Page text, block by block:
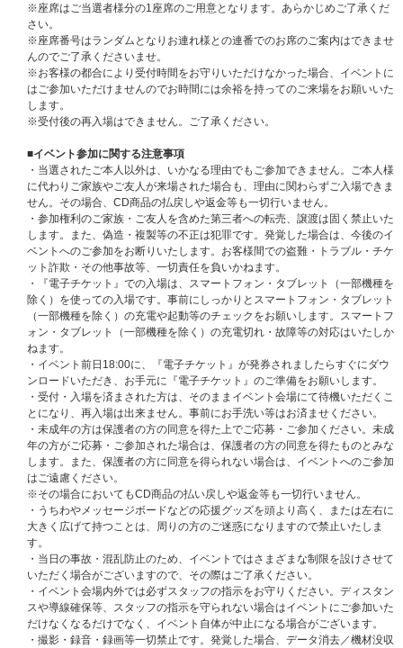
※セット商品をご購入の場合は枚数分に応じた応募口数になります。（3形
態セット購入で3口、8形態セット購入で8口）
※ご購入時に「ショーケース、お見送り会抽選対象」と記載のある商品を選
んでご購入ください。通常商品をご購入いただいても応募抽選の対象にはな
りません。
※コンビニ決済の場合、対象期間内にご入金まで完了した場合のみ応募完了
となります。
※クレジットカード、携帯キャリア決済をご利用いただいたお客様は、期間
※お支払方法は、クレジットカード、携帯キャリア決済（auかんたん決済
／au WALLET、ソフトバンクまとめて支払い・ワイモバイルまとめて支払
い、d払い）、コンビニ前払いのみとなります。
※クレジットカード、携帯キャリア決済をお支払い方法として選択された場
合、予約注文時に決済サービスの提供事業者に対し与信照会を行いますが、
予約注文時点から商品の発売日まで一定以上の期間があるとき、ご注文商品
の出荷時よりも前に再度与信照会を行う場合がございます。
※再与信照会でエラーとなった場合、当社より他のお支払い方法をご案内さ
せていただく場合がございますが、このとき変更後のお支払い方法で必要と
なる手数料はお客様のご負担となります。また、支払い方法の変更および手
数料の発生を理由とした注文のキャンセルは承りかねます。あらかじめご了
承ください。
※ご購入の際、イベントに参加を希望されるご本人様のお名前で必ずご入力
ください。なお、注文完了後、お名前の変更はできませんので、あらかじめ
ご了承ください。
※ATEEZ JAPAN OFFICIAL FANCLUB対象ページにてご購入いただく方
は、ATEEZ JAPAN OFFICIAL FANCLUBのご登録情報とUNIVERSAL MUSI
C STOREでご購入時のご登録情報が一致をするようにご登録ください。
ご登録情報が一致しない場合、お申し込みが無効・落選となる場合がござい
ますのでご注意ください。
イベントの参加方法、および詳細はこちらをご確認ください。
【初回盤A】
封入特典：メンバー別トレカ（初回盤A限定絵柄 / 未公開セルカ8種+未公開
カット8種の全16種よりランダム1枚封入）
初回生産分封入特典：応募抽選特典（シリアルナンバー）
【初回盤B】
封入特典：メンバー別トレカ（初回盤B限定絵柄 / 未公開セルカ8種+未公開
カット8種の全16種よりランダム1枚封入）
※座席はご当選者様分の1座席のご用意となります。あらかじめご了承くだ
さい。
※座席番号はランダムとなりお連れ様との連番でのお席のご案内はできませ
んのでご了承くださいませ。
※お客様の都合により受付時間をお守りいただけなかった場合、イベントに
はご参加いただけませんのでお時間には余裕を持ってのご来場をお願いいた
します。
※受付後の再入場はできません。ご了承ください。
■イベント参加に関する注意事項
・当選されたご本人以外は、いかなる理由でもご参加できません。ご本人様
に代わりご家族やご友人が来場された場合も、理由に関わらずご入場できま
せん。その場合、CD商品の払戻しや返金等も一切行いません。
・参加権利のご家族・ご友人を含めた第三者への転売、譲渡は固く禁止いた
します。また、偽造・複製等の不正は犯罪です。発覚した場合は、今後のイ
ベントへのご参加をお断りいたします。お客様間での盗難・トラブル・チケ
ット詐欺・その他事故等、一切責任を負いかねます。
・『電子チケット』での入場は、スマートフォン・タブレット（一部機種を
除く）を使っての入場です。事前にしっかりとスマートフォン・タブレット
（一部機種を除く）の充電や起動等のチェックをお願いします。スマートフ
ォン・タブレット（一部機種を除く）の充電切れ・故障等の対応はいたしか
ねます。
・イベント前日18:00に、『電子チケット』が発券されましたらすぐにダウ
ンロードいただき、お手元に『電子チケット』のご準備をお願いします。
・受付・入場を済まされた方は、そのままイベント会場にて待機いただくこ
とになり、再入場は出来ません。事前にお手洗い等はお済ませください。
・未成年の方は保護者の方の同意を得た上でご応募・ご参加ください。未成
年の方がご応募・ご参加された場合は、保護者の方の同意を得たものとみな
します。また、保護者の方に同意を得られない場合は、イベントへのご参加
はご遠慮ください。
※その場合においてもCD商品の払い戻しや返金等も一切行いません。
・うちわやメッセージボードなどの応援グッズを頭より高く、または左右に
大きく広げて持つことは、周りの方のご迷惑になりますので禁止いたしま
す。
・当日の事故・混乱防止のため、イベントではさまざまな制限を設けさせて
いただく場合がございますので、その際はご了承ください。
・イベント会場内外では必ずスタッフの指示をお守りください。ディスタン
スや導線確保等、スタッフの指示を守られない場合はイベントにご参加いた
だけなくなるだけでなく、イベント自体が中止になる場合がございます。
・撮影・録音・録画等一切禁止です。発覚した場合、データ消去／機材没収